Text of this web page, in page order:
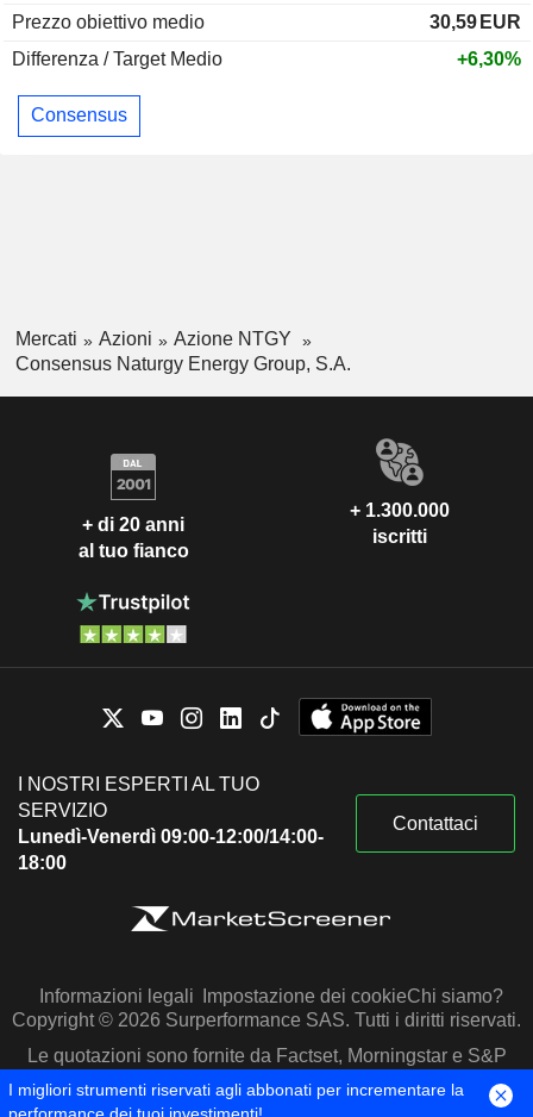
Prezzo obiettivo medio
30,59 EUR
Differenza / Target Medio
+6,30%
Consensus
Mercati Azioni
Azione NTGY
Consensus Naturgy Energy Group, S.A.
+ di 20 anni
al tuo fianco
+ 1.300.000
iscritti
I NOSTRI ESPERTI AL TUO
SERVIZIO
Lunedì-Venerdì 09:00-12:00/14:00-
18:00
Contattaci
Informazioni legali Impostazione dei cookieChi siamo?
Copyright © 2026 Surperformance SAS. Tutti i diritti riservati.
Le quotazioni sono fornite da Factset, Morningstar e S&P
Capital IQ
I migliori strumenti riservati agli abbonati per incrementare la